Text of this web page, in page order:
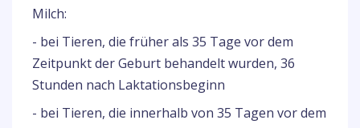
Milch:
- bei Tieren, die früher als 35 Tage vor dem
Zeitpunkt der Geburt behandelt wurden, 36
Stunden nach Laktationsbeginn
- bei Tieren, die innerhalb von 35 Tagen vor dem